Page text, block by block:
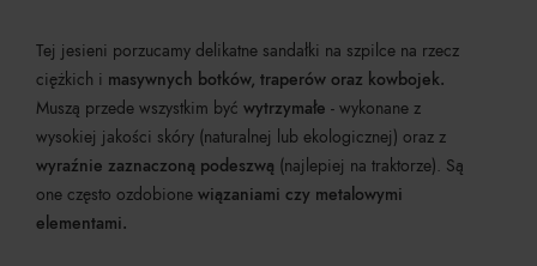
Tej jesieni porzucamy delikatne sandałki na szpilce na rzecz
ciężkich i masywnych botków, traperów oraz kowbojek.
Muszą przede wszystkim być wytrzymałe - wykonane z
wysokiej jakości skóry (naturalnej lub ekologicznej) oraz z
wyraźnie zaznaczoną podeszwą (najlepiej na traktorze). Są
one często ozdobione wiązaniami czy metalowymi
elementami.